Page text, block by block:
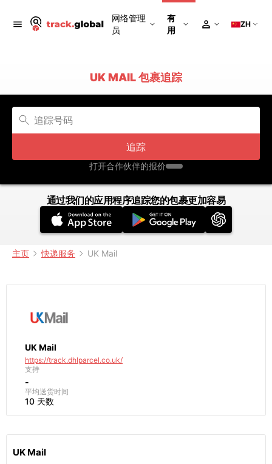
网络管理
员
有
用
ZH
UK MAIL 包裹追踪
追踪
打开合作伙伴的报价
通过我们的应用程序追踪您的包裹更加容易
主页 快递服务 UK Mail
UK Mail
https://track.dhlparcel.co.uk/
支持
-
平均送货时间
10 天数
UK Mail